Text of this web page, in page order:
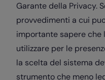
Garante della Privacy.
provvedimenti a cui
importante sapere che
utilizzare per le
la scelta del sistema
strumento che meno